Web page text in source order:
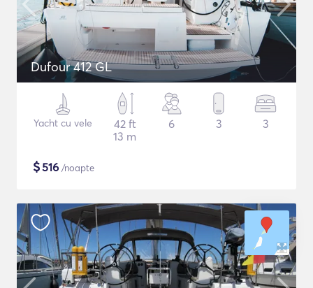
Dufour 412 GL
Yacht cu vele
42 ft
13 m
6 3 3
$516 /noapte